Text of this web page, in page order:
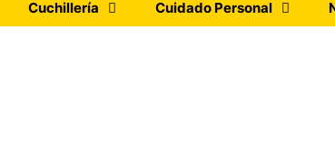
Cuchillería Cuidado Personal